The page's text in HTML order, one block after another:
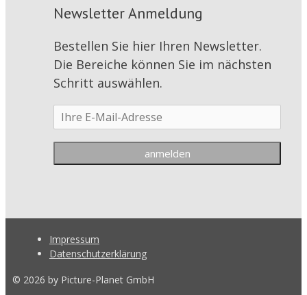
Newsletter Anmeldung
Bestellen Sie hier Ihren Newsletter.
Die Bereiche können Sie im nächsten
Schritt auswählen.
Impressum
Datenschutzerklärung
© 2026 by Picture-Planet GmbH